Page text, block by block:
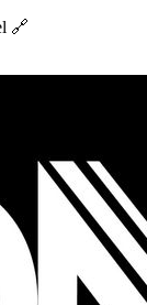
🔗